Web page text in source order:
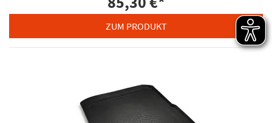
ZUM PRODUKT